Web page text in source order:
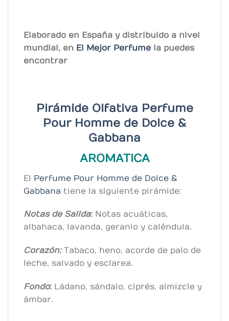
Elaborado en España y distribuido a nivel
mundial, en El Mejor Perfume la puedes
encontrar
Pirámide Olfativa Perfume
Pour Homme de Dolce &
Gabbana
AROMATICA
El Perfume Pour Homme de Dolce &
Gabbana tiene la siguiente pirámide:
Notas de Salida: Notas acuáticas,
albahaca, lavanda, geranio y caléndula.
Corazón:Tabaco, heno, acorde de palo de
leche, salvado y esclarea.
Fondo: Ládano, sándalo, ciprés, almizcle y
ámbar.